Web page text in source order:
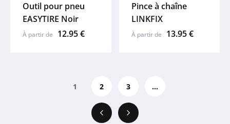
Outil pour pneu
EASYTIRE Noir
À partir de 12.95 €
Pince à chaîne
LINKFIX
À partir de 13.95 €
Précédent
1 2 3 ...
Suivant